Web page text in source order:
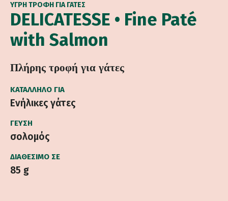
DELICATESSE • Fine Paté
with Salmon
ΥΓΡΗ ΤΡΟΦΗ ΓΙΑ ΓΆΤΕΣ
Πλήρης τροφή για γάτες
ΚΑΤΆΛΛΗΛΟ ΓΙΑ
Ενήλικες γάτες
ΓΕΎΣΗ
σολομός
ΔΙΑΘΈΣΙΜΟ ΣΕ
85 g